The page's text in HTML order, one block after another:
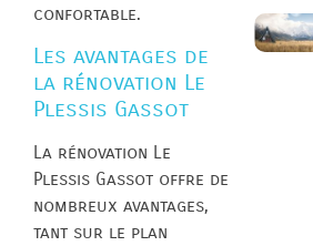
confortable.
Les avantages de
la rénovation Le
Plessis Gassot
La rénovation Le
Plessis Gassot offre de
nombreux avantages,
tant sur le plan